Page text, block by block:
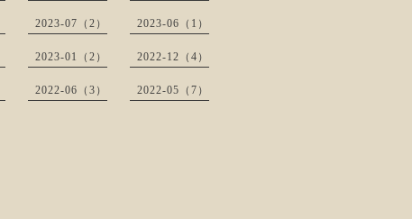
2023-07（2） 2023-06（1）
2023-01（2） 2022-12（4）
2022-06（3） 2022-05（7）